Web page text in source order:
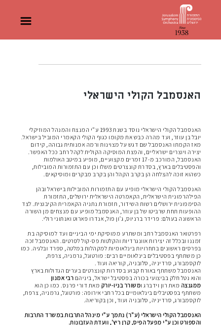
האנסמבל הקולי הישראלי
האנסמבל הקולי הישראלי נוסד בשנת 1993 ע"י המנצח והמנהל המוזיקלי
יובל בן עוזר, ועד מהרה כבש את מקומו כגוף הקולי הקאמרי המוביל בישראל.
מאז הקמתו האנסמבל שם דגש על מצוינות ורמה אמנותית גבוהה, קידום
יצירה ויוצרים ישראליים, והפצת המוסיקה הקולית לקהל רחב ככל האפשר.
האנסמבל, המורכב מ-17 זמרים מקצועיים, מופיע במיטב האולמות
והפסטיבלים בארץ, בסדרת קונצרטים משלו וכן עם התזמורות המובילות,
כשהוא זוכה להצלחה הן בקרב הקהל והן בקרב מבקרים ומוסיקאים.
האנסמבל הקולי הישראלי מופיע עם התזמורות המובילות בישראל ובהן
הפילהרמונית הישראלית, הקאמרטה הישראלית ירושלים, התזמורת
הסימפונית ירושלים רשות השידור, תזמורת נתניה הקאמרית הקיבוצית. לצד
ההופעות תחת שרביטו של בן עוזר, האנסמבל מופיע עם מנצחים מן השורה
הראשונה בעולם: פרידר ברניוס, ג'ון פול, אנדרו פארוט ואנתוני רולי.
רפרטואר האנסמבל רחב ומשתרע ממוסיקת ימי הביניים ועד למוסיקה בת
זמננו ובכלל זה יצירות אוונגרדיות והקלטות פס-קול לסרטים. האנסמבל זכה
בפרסים ראשונים בתחרויות בינלאומיות למקהלות במלטה, ספרד ובלגיה. כמו
כן משתתף בפסטיבלים בינלאומיים רבים: פורטוגל, גרמניה, צרפת,
לוקסמבורג, סרדיניה, סלובניה, קוריאה ועוד.
האנסמבל משתתף באורח קבוע בסדרות קונצרטים בערים הגדולות בארץ
והוא נטל חלק בביצועי בכורה בפסטיבל ישראל, ביניהם רבי אמנון
ממגנצה מאת רון וידברג ומשורר בניו-יורק מאת דורי פרנס. כמו כן הוא
משתתף בפסטיבלים בינלאומיים בכל רחבי אירופה: פורטוגל, גרמניה, צרפת,
לוקסמבורג, סרדיניה, סלובניה ועוד, וכן בקוריאה.
האנסמבל הקולי הישראלי (ע"ר) נתמך ע"י מינהל התרבות במשרד התרבות
והספורט וכן ע"י מפעל הפיס, קרן ריץ', וועדת העזבונות.